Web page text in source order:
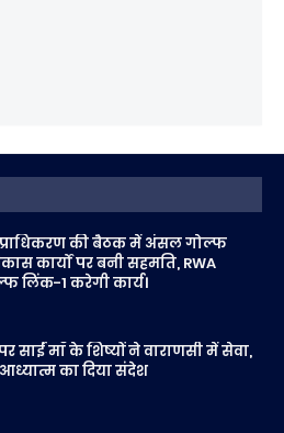
प्राधिकरण की बैठक में अंसल गोल्फ
कार्यों पर बनी सहमति, RWA
लिंक-1 करेगी कार्य।
साईं माँ के शिष्यों ने वाराणसी में सेवा,
का दिया संदेश